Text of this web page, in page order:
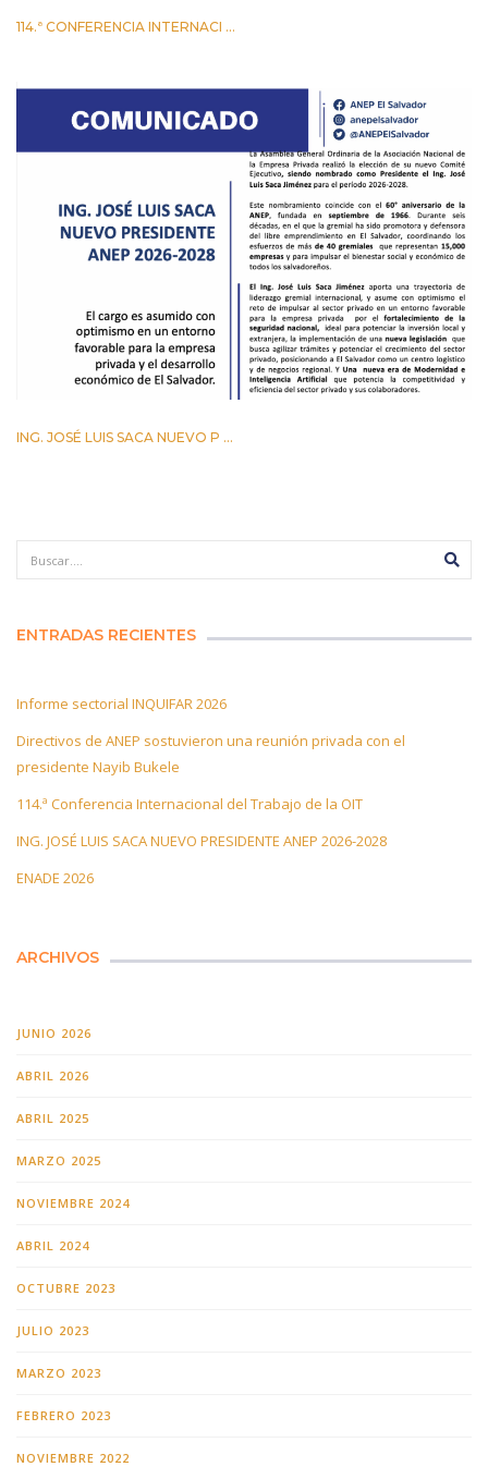
114.ª CONFERENCIA INTERNACI ...
ING. JOSÉ LUIS SACA NUEVO P ...
ENTRADAS RECIENTES
Informe sectorial INQUIFAR 2026
Directivos de ANEP sostuvieron una reunión privada con el
presidente Nayib Bukele
114.ª Conferencia Internacional del Trabajo de la OIT
ING. JOSÉ LUIS SACA NUEVO PRESIDENTE ANEP 2026-2028
ENADE 2026
ARCHIVOS
JUNIO 2026
ABRIL 2026
ABRIL 2025
MARZO 2025
NOVIEMBRE 2024
ABRIL 2024
OCTUBRE 2023
JULIO 2023
MARZO 2023
FEBRERO 2023
NOVIEMBRE 2022